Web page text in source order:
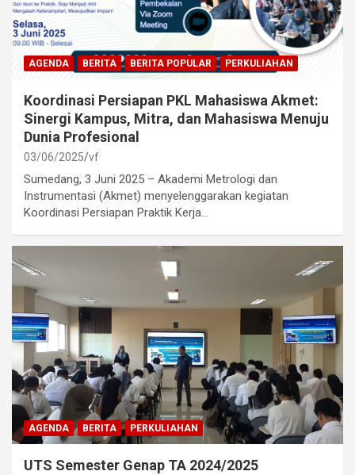
AGENDA BERITA BERITA POPULAR PERKULIAHAN
Koordinasi Persiapan PKL Mahasiswa Akmet:
Sinergi Kampus, Mitra, dan Mahasiswa Menuju
Dunia Profesional
03/06/2025 vf
Sumedang, 3 Juni 2025 – Akademi Metrologi dan
Instrumentasi (Akmet) menyelenggarakan kegiatan
Koordinasi Persiapan Praktik Kerja…
AGENDA BERITA PERKULIAHAN
UTS Semester Genap TA 2024/2025